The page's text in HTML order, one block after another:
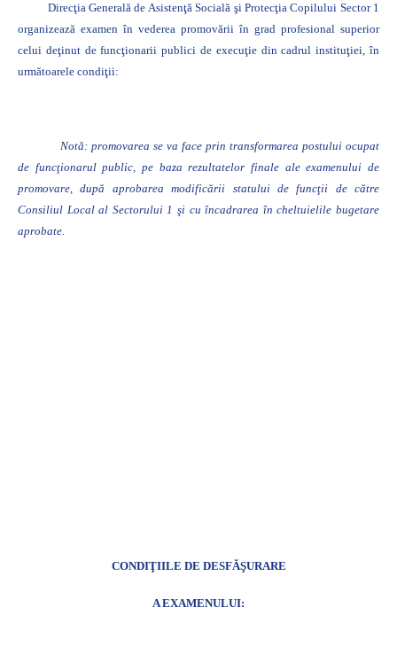
Direcţia Generală de Asistenţă Socială şi Protecţia Copilului Sector 1
organizează examen în vederea promovării în grad profesional superior
celui deţinut de funcţionarii publici de execuţie din cadrul instituţiei, în
următoarele condiţii:
Notă: promovarea se va face prin transformarea postului ocupat
de funcţionarul public, pe baza rezultatelor finale ale examenului de
promovare, după aprobarea modificării statului de funcţii de către
Consiliul Local al Sectorului 1 şi cu încadrarea în cheltuielile bugetare
aprobate.
CONDIŢIILE DE DESFĂŞURARE
A EXAMENULUI: